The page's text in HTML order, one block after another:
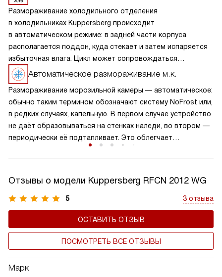
Размораживание холодильного отделения
в холодильниках Kuppersberg происходит
в автоматическом режиме: в задней части корпуса
располагается поддон, куда стекает и затем испаряется
избыточная влага. Цикл может сопровождаться
небольшим шумом. Процесс не требует участия человека,
более того, применение дополнительных средств
категорически не рекомендуется.
Автоматическое размораживание м.к.
Размораживание морозильной камеры — автоматическое:
обычно таким термином обозначают систему NoFrost или,
в редких случаях, капельную. В первом случае устройство
не даёт образовываться на стенках наледи, во втором —
периодически её подтапливает. Это облегчает
Отзывы о модели Kuppersberg RFCN 2012 WG
5 3 отзыва
ОСТАВИТЬ ОТЗЫВ
ПОСМОТРЕТЬ ВСЕ ОТЗЫВЫ
Марк